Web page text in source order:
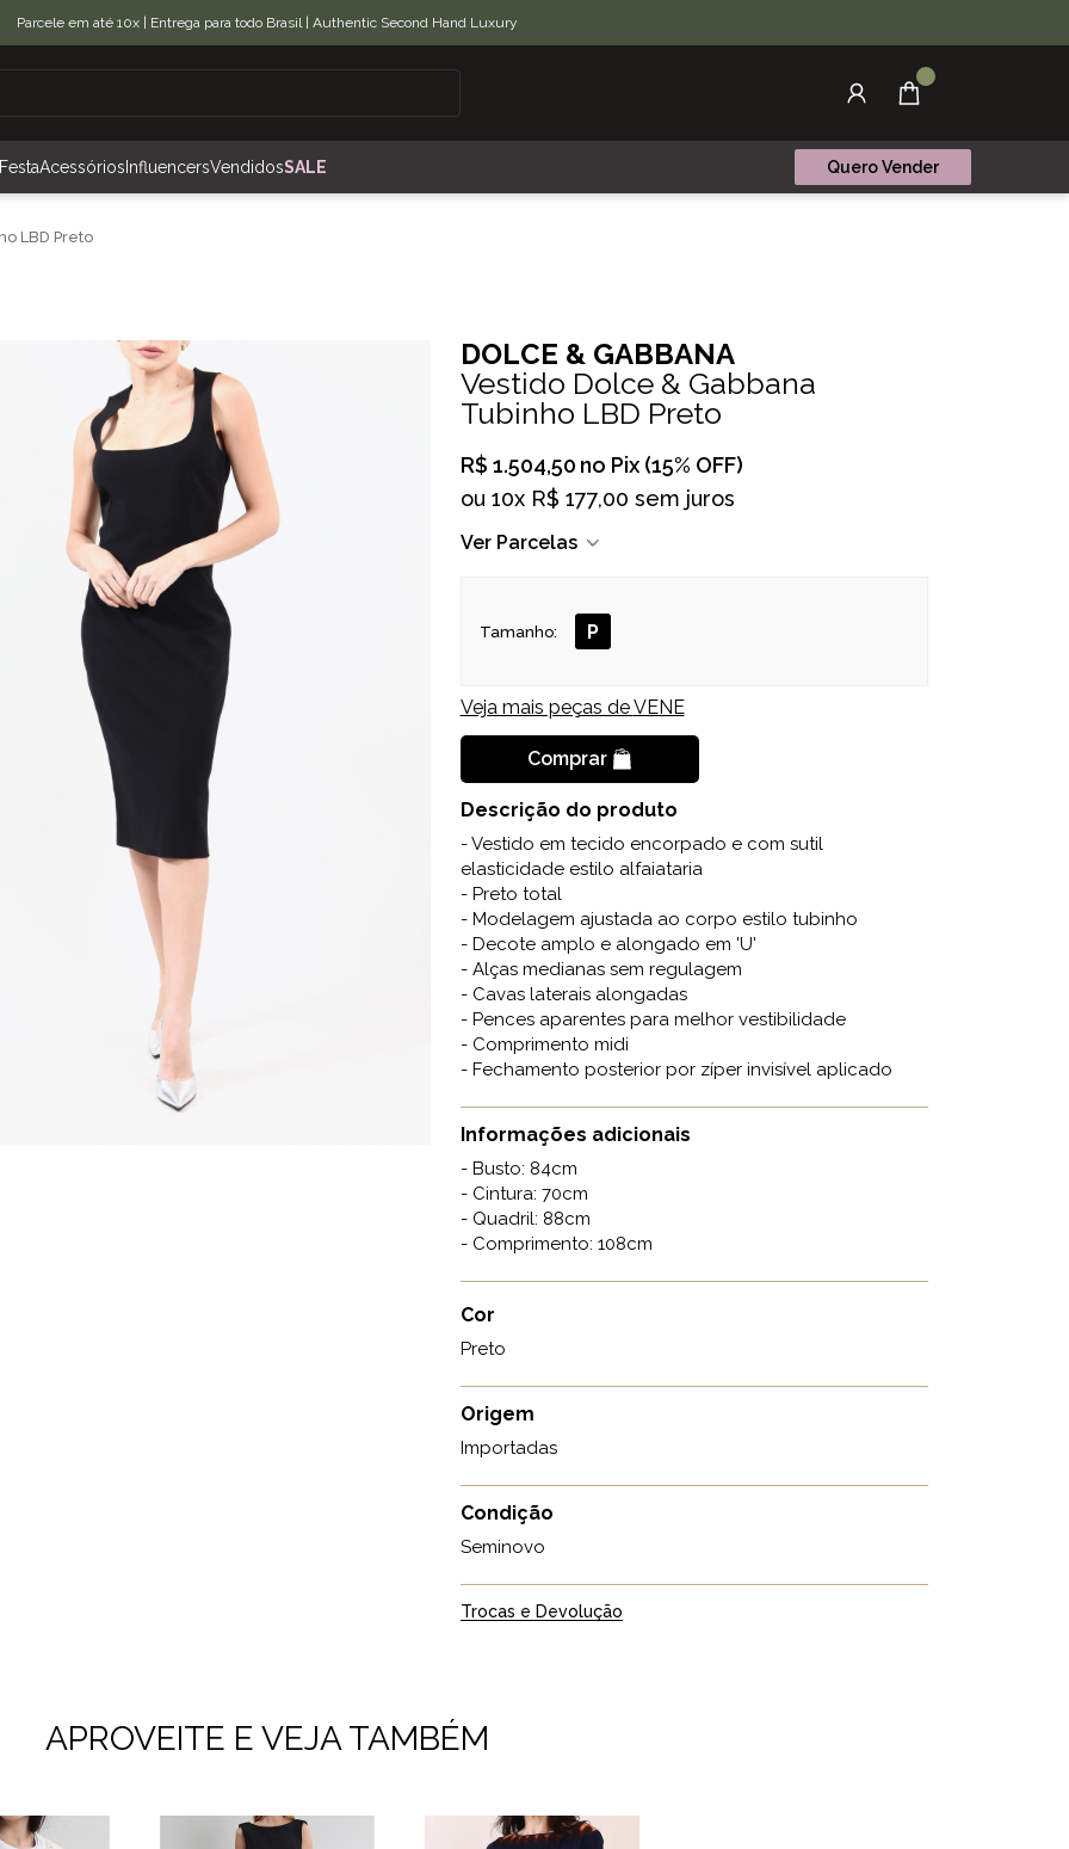
Parcele em até 10x | Entrega para todo Brasil | Authentic Second Hand Luxury
FestaAcessórios InfluencersVendidosSALE Quero Vender
LBD Preto
DOLCE & GABBANA
Vestido Dolce & Gabbana
Tubinho LBD Preto
R$ 1.504,50 no Pix (15% OFF)
ou 10x R$ 177,00 sem juros
Ver Parcelas
Tamanho: P
Veja mais peças deVENE
Comprar
Descrição do produto
- Vestido em tecido encorpado e com sutil
elasticidade estilo alfaiataria
- Preto total
- Modelagem ajustada ao corpo estilo tubinho
- Decote amplo e alongado em 'U'
- Alças medianas sem regulagem
- Cavas laterais alongadas
- Pences aparentes para melhor vestibilidade
- Comprimento midi
- Fechamento posterior por zíper invisível aplicado
Informações adicionais
- Busto: 84cm
- Cintura: 70cm
- Quadril: 88cm
- Comprimento: 108cm
Cor
Preto
Origem
Importadas
Condição
Seminovo
Trocas e Devolução
APROVEITE E VEJA TAMBÉM